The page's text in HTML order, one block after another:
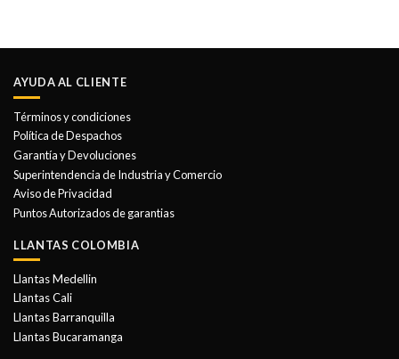
múltiples
Las
elegir
en
la
página
de
AYUDA AL CLIENTE
Términos y condiciones
Política de Despachos
Garantía y Devoluciones
Superintendencia de Industria y Comercio
Aviso de Privacidad
Puntos Autorizados de garantias
LLANTAS COLOMBIA
Llantas Medellin
Llantas Cali
Llantas Barranquilla
Llantas Bucaramanga